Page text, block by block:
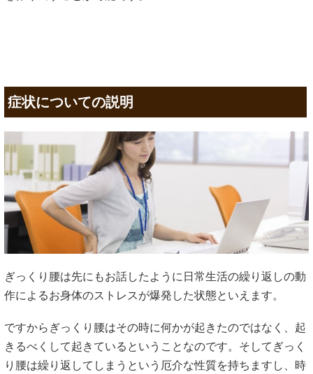
症状についての説明
ぎっくり腰は先にもお話したように日常生活の繰り返しの動
作によるお身体のストレスが爆発した状態といえます。
ですからぎっくり腰はその時に何かが起きたのではなく、起
きるべくして起きているということなのです。そしてぎっく
り腰は繰り返してしまうという厄介な性質を持ちますし、時